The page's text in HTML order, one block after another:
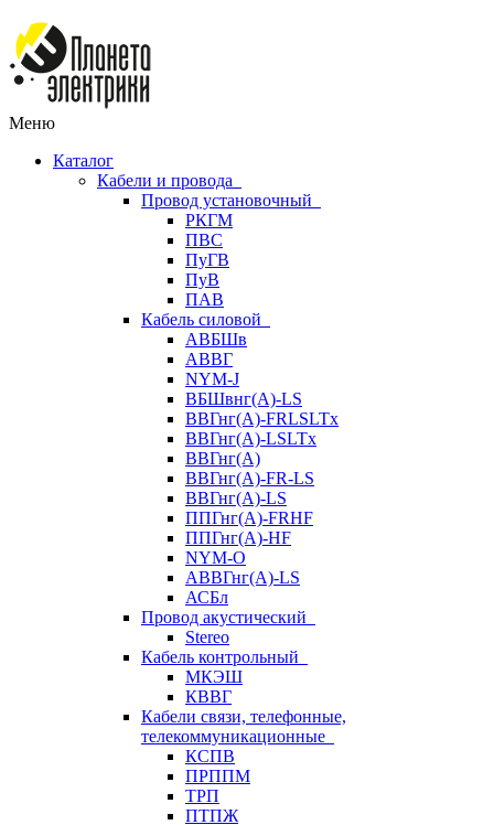
Меню
Каталог
Кабели и провода
Провод установочный
РКГМ
ПВС
ПуГВ
ПуВ
ПАВ
Кабель силовой
АВБШв
АВВГ
NYM-J
ВБШвнг(А)-LS
ВВГнг(A)-FRLSLTx
ВВГнг(A)-LSLTx
ВВГнг(А)
ВВГнг(А)-FR-LS
ВВГнг(А)-LS
ППГнг(А)-FRHF
ППГнг(А)-HF
NYM-O
АВВГнг(А)-LS
АСБл
Провод акустический
Stereo
Кабель контрольный
МКЭШ
КВВГ
Кабели связи, телефонные,
телекоммуникационные
КСПВ
ПРППМ
ТРП
ПТПЖ